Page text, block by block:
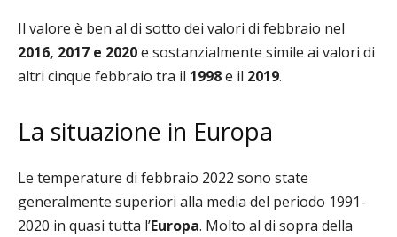
Il valore è ben al di sotto dei valori di febbraio nel
2016, 2017 e 2020e sostanzialmente simile ai valori di
altri cinque febbraio tra il 1998e il 2019.
La situazione in Europa
Le temperature di febbraio 2022 sono state
generalmente superiori alla media del periodo 1991-
2020 in quasi tutta l’Europa. Molto al di sopra della